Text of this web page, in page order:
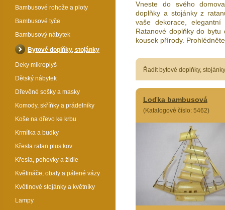
Vneste do svého
doplňky a stojánky z
vaše dekorace,
Ratanové doplňky do
kousek přírody.
Řadit bytové doplňky,
Loďka bambusová
(Katalogové číslo: 5462)
Bambusové rohože a ploty
Bambusové tyče
Bambusový nábytek
Bytové doplňky, stojánky
Deky mikroplyš
Dětský nábytek
Dřevěné sošky a masky
Komody, skříňky a prádelníky
Koše na dřevo ke krbu
Krmítka a budky
Křesla ratan plus kov
Křesla, pohovky a židle
Květináče, obaly a pálené vázy
Květinové stojánky a květníky
Lampy